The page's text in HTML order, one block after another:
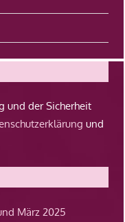
und der Sicherheit
und
März 2025